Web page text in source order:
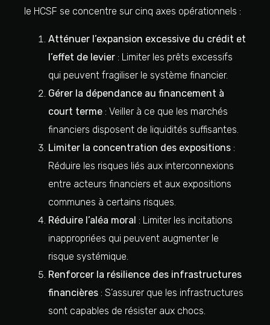
le HCSF se concentre sur cinq axes opérationnels :
Atténuer l’expansion excessive du crédit et
l’effet de levier : Limiter les prêts excessifs
qui peuvent fragiliser le système financier.
Gérer la dépendance au financement à
court terme : Veiller à ce que les marchés
financiers disposent de liquidités suffisantes.
Limiter la concentration des expositions :
Réduire les risques liés aux interconnexions
entre acteurs financiers et aux expositions
communes à certains risques.
Réduire l’aléa moral : Limiter les incitations
inappropriées qui peuvent augmenter le
risque systémique.
Renforcer la résilience des infrastructures
financières : S’assurer que les infrastructures
sont capables de résister aux chocs.